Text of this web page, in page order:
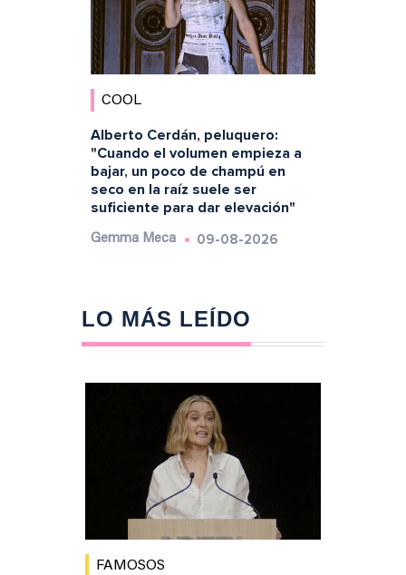
COOL
Alberto Cerdán, peluquero:
"Cuando el volumen empieza a
bajar, un poco de champú en
seco en la raíz suele ser
suficiente para dar elevación"
Gemma Meca 09-08-2026
LO MÁS LEÍDO
FAMOSOS